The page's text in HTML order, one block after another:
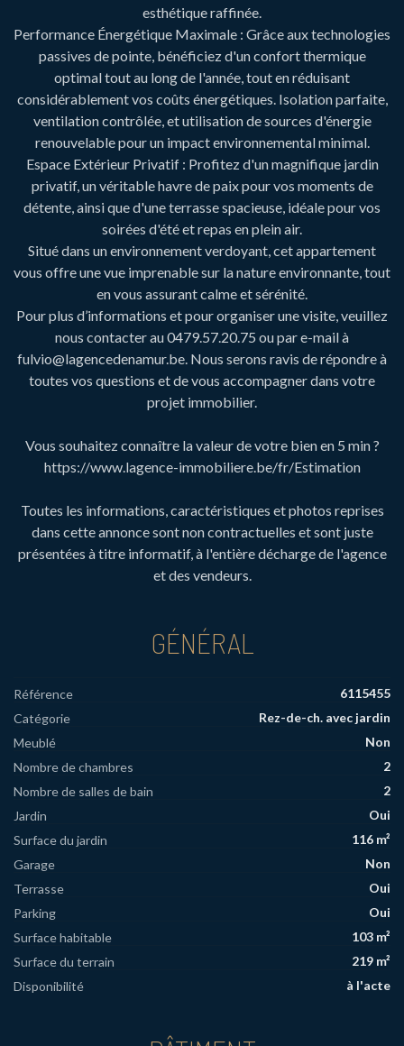
esthétique raffinée.
Performance Énergétique Maximale : Grâce aux technologies
passives de pointe, bénéficiez d'un confort thermique
optimal tout au long de l'année, tout en réduisant
considérablement vos coûts énergétiques. Isolation parfaite,
ventilation contrôlée, et utilisation de sources d'énergie
renouvelable pour un impact environnemental minimal.
Espace Extérieur Privatif : Profitez d'un magnifique jardin
privatif, un véritable havre de paix pour vos moments de
détente, ainsi que d'une terrasse spacieuse, idéale pour vos
soirées d'été et repas en plein air.
Situé dans un environnement verdoyant, cet appartement
vous offre une vue imprenable sur la nature environnante, tout
en vous assurant calme et sérénité.
Pour plus d’informations et pour organiser une visite, veuillez
nous contacter au 0479.57.20.75 ou par e-mail à
fulvio@lagencedenamur.be. Nous serons ravis de répondre à
toutes vos questions et de vous accompagner dans votre
projet immobilier.
Vous souhaitez connaître la valeur de votre bien en 5 min ?
https://www.lagence-immobiliere.be/fr/Estimation
Toutes les informations, caractéristiques et photos reprises
dans cette annonce sont non contractuelles et sont juste
présentées à titre informatif, à l'entière décharge de l'agence
et des vendeurs.
GÉNÉRAL
Référence
6115455
Catégorie
Rez-de-ch. avec jardin
Meublé
Non
Nombre de chambres
2
Nombre de salles de bain
2
Jardin
Oui
Surface du jardin
116 m²
Garage
Non
Terrasse
Oui
Parking
Oui
Surface habitable
103 m²
Surface du terrain
219 m²
Disponibilité
à l'acte